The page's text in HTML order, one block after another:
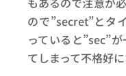
ので”secret”とタ
っていると”sec”
てしまって不格好